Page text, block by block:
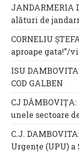
JANDARMERIA
alături de
CORNELIU
aproape gata!”/
ISU
COD GALBEN
CJ
unele sectoare
C.J.
Urgențe (UPU)